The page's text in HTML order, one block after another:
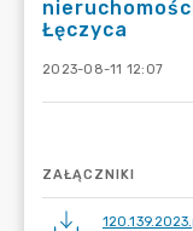
Łęczyca
2023-08-11 12:07
ZAŁĄCZNIKI